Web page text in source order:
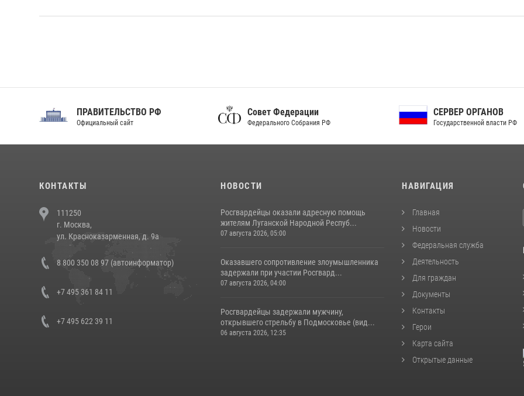
ПРАВИТЕЛЬСТВО РФ
Официальный сайт
Совет Федерации
Федерального Собрания РФ
СЕРВЕР ОРГАНОВ
Государственной власти РФ
КОНТАКТЫ
111250
г. Москва,
ул. Красноказарменная, д. 9а
8 800 350 08 97 (автоинформатор)
+7 495 361 84 11
+7 495 622 39 11
НОВОСТИ
Росгвардейцы оказали адресную помощь
жителям Луганской Народной Респуб...
07 августа 2026, 05:00
Оказавшего сопротивление злоумышленника
задержали при участии Росгвард...
07 августа 2026, 04:00
Росгвардейцы задержали мужчину,
открывшего стрельбу в Подмосковье (вид...
06 августа 2026, 12:35
НАВИГАЦИЯ
Главная
Новости
Федеральная служба
Деятельность
Для граждан
Документы
Контакты
Герои
Карта сайта
Открытые данные